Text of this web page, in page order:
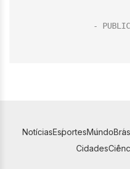
NotíciasEsportesMundo
Cidades